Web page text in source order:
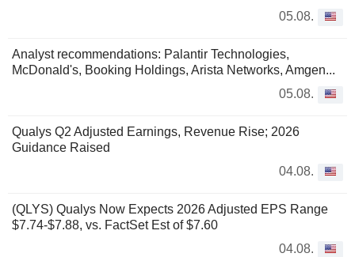
05.08.
Analyst recommendations: Palantir Technologies,
McDonald's, Booking Holdings, Arista Networks, Amgen...
05.08.
Qualys Q2 Adjusted Earnings, Revenue Rise; 2026
Guidance Raised
04.08.
(QLYS) Qualys Now Expects 2026 Adjusted EPS Range
$7.74-$7.88, vs. FactSet Est of $7.60
04.08.